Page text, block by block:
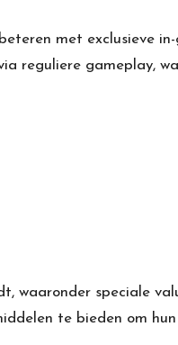
met exclusieve in-
reguliere gameplay,
waaronder speciale
te bieden om